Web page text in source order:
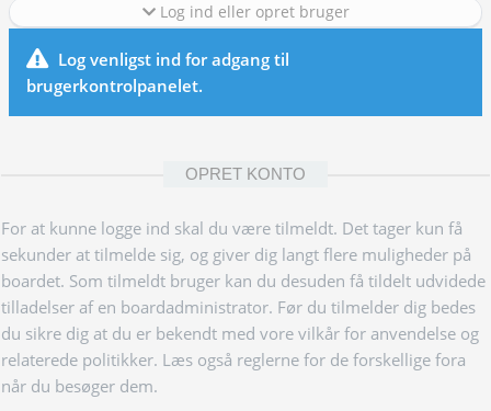
Log ind eller opret bruger
Log venligst ind for adgang til
brugerkontrolpanelet.
OPRET KONTO
For at kunne logge ind skal du være tilmeldt. Det tager kun få
sekunder at tilmelde sig, og giver dig langt flere muligheder på
boardet. Som tilmeldt bruger kan du desuden få tildelt udvidede
tilladelser af en boardadministrator. Før du tilmelder dig bedes
du sikre dig at du er bekendt med vore vilkår for anvendelse og
relaterede politikker. Læs også reglerne for de forskellige fora
når du besøger dem.